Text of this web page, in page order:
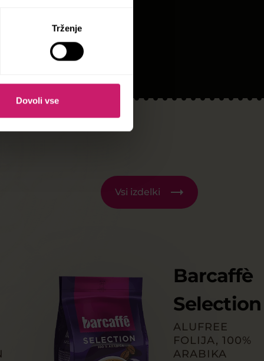
Trženje
Dovoli vse
Vsi izdelki
Barcaffè
Selection
ALUFREE
FOLIJA, 100%
ARABIKA